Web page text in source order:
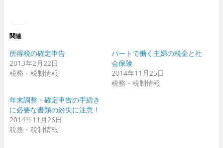
ド
ウ
で
開
き
ド
ウ
で
開
き
関連
所得税の確定申告
2013年2月22日
税務・税制情報
パートで働く主婦の税金と社
会保険
2014年11月25日
税務・税制情報
年末調整・確定申告の手続き
に必要な書類の紛失に注意！
2014年11月26日
税務・税制情報